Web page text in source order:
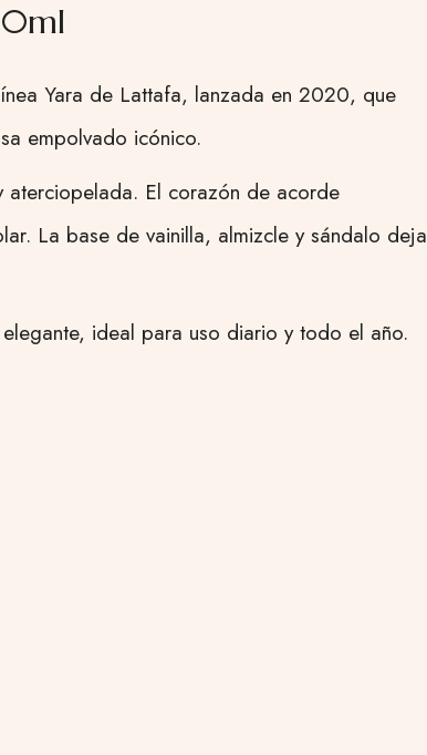
Yara de Lattafa, lanzada en 2020, que
empolvado icónico.
aterciopelada. El corazón de acorde
La base de vainilla, almizcle y sándalo deja
ideal para uso diario y todo el año.